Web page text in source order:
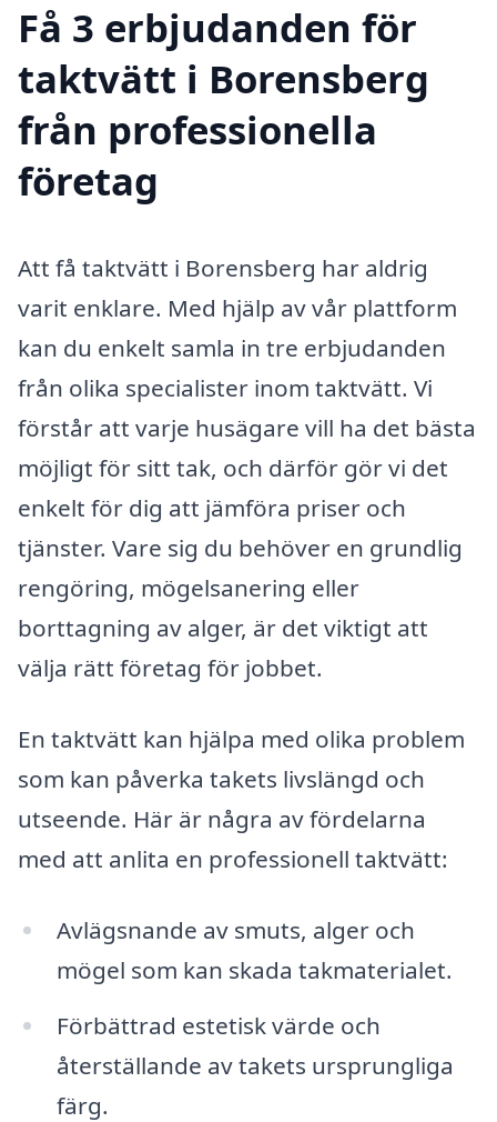
Få 3 erbjudanden för
taktvätt i Borensberg
från professionella
företag
Att få taktvätt i Borensberg har aldrig
varit enklare. Med hjälp av vår plattform
kan du enkelt samla in tre erbjudanden
från olika specialister inom taktvätt. Vi
förstår att varje husägare vill ha det bästa
möjligt för sitt tak, och därför gör vi det
enkelt för dig att jämföra priser och
tjänster. Vare sig du behöver en grundlig
rengöring, mögelsanering eller
borttagning av alger, är det viktigt att
välja rätt företag för jobbet.
En taktvätt kan hjälpa med olika problem
som kan påverka takets livslängd och
utseende. Här är några av fördelarna
med att anlita en professionell taktvätt:
Avlägsnande av smuts, alger och
mögel som kan skada takmaterialet.
Förbättrad estetisk värde och
återställande av takets ursprungliga
färg.